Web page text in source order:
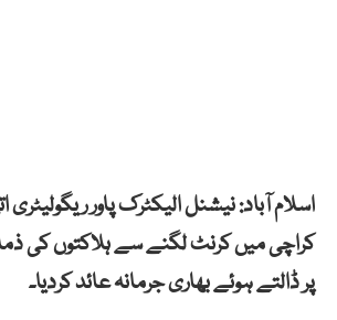
اسلام آباد: نیشنل الیکٹرک پاور ریگولیٹری
کراچی میں کرنٹ لگنے سے ہلاکتوں کی
پر ڈالتے ہوئے بھاری جرمانہ عائد کردیا۔